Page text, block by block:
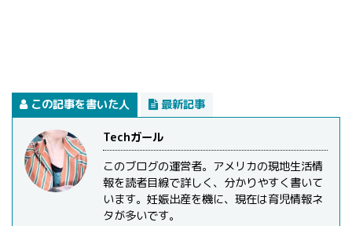
この記事を書いた人 最新記事
Techガール
このブログの運営者。アメリカの現地生活情
報を読者目線で詳しく、分かりやすく書いて
います。妊娠出産を機に、現在は育児情報ネ
タが多いです。